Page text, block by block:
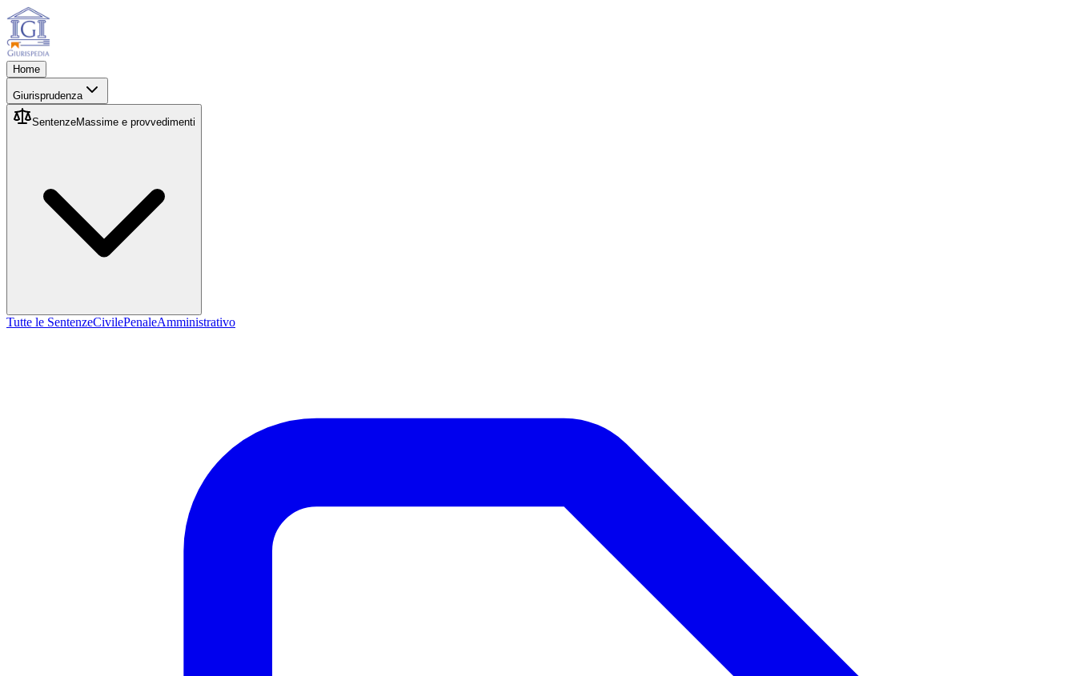
Home
Giurisprudenza
SentenzeMassime e provvedimenti
Tutte le SentenzeCivilePenaleAmministrativo